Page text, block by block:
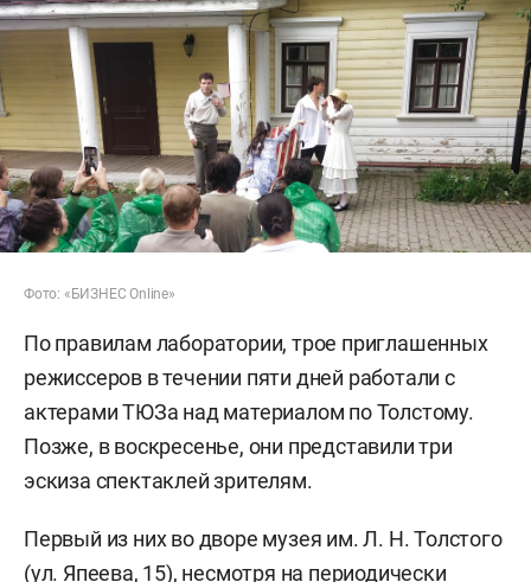
Фото: «БИЗНЕС Online»
По правилам лаборатории, трое приглашенных
режиссеров в течении пяти дней работали с
актерами ТЮЗа над материалом по Толстому.
Позже, в воскресенье, они представили три
эскиза спектаклей зрителям.
Первый из них во дворе музея им. Л. Н. Толстого
(ул. Япеева, 15), несмотря на периодически